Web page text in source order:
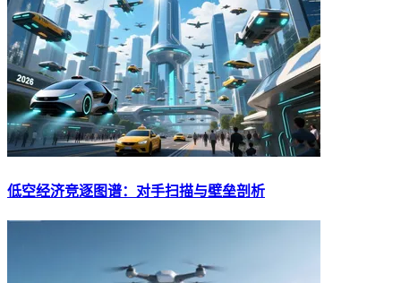
低空经济竞逐图谱：对手扫描与壁垒剖析